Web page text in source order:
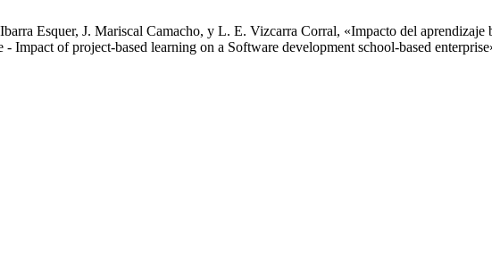
Esquer, J. Mariscal Camacho, y L. E. Vizcarra Corral, «Impacto del aprendizaje
Impact of project-based learning on a Software development school-based